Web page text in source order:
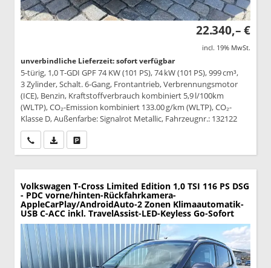
22.340,– €
incl. 19% MwSt.
unverbindliche Lieferzeit: sofort verfügbar
5-türig, 1,0 T-GDI GPF 74 KW (101 PS), 74 kW (101 PS), 999 cm³,
3 Zylinder, Schalt. 6-Gang, Frontantrieb, Verbrennungsmotor
(ICE), Benzin, Kraftstoffverbrauch kombiniert 5,9 l/100km
(WLTP), CO₂-Emission kombiniert 133.00 g/km (WLTP), CO₂-
Klasse D, Außenfarbe: Signalrot Metallic, Fahrzeugnr.: 132122
Wir rufen Sie anPDF-Datei, Fahrzeugexposé drucken
Volkswagen T-Cross Limited Edition 1,0 TSI 116 PS DSG
- PDC vorne/hinten-Rückfahrkamera-
AppleCarPlay/AndroidAuto-2 Zonen Klimaautomatik-
USB C-ACC inkl. TravelAssist-LED-Keyless Go-Sofort